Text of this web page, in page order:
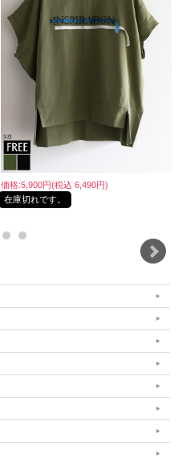
価格:5,900円(税込 6,490円)
在庫切れです。